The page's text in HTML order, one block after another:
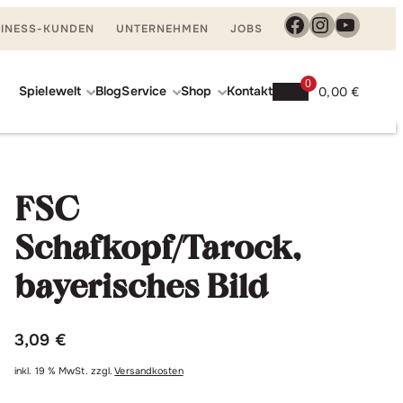
KUNDEN UNTERNEHMEN JOBS Facebook
Spielewelt BlogService Shop Kontakt 0
0,00 €
bayerisches
Bild
Menge
FSC
Schafkopf/Tarock,
bayerisches Bild
3,09 €
inkl. 19 % MwSt. zzgl.Versandkosten